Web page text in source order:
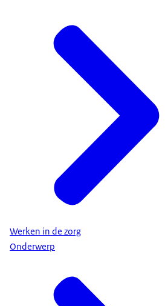
Werken in de zorg
Onderwerp